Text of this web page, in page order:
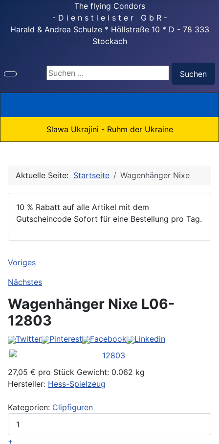
The flying Condors
- D i e n s t l e i s t e r G b R -
Harald & Andrea Schulze * Höllstraße 10 * D - 78 333
Stockach
Suchen ...
Suchen
Slawa Ukrajini - Ruhm der Ukraine
Aktuelle Seite: Startseite Wagenhänger Nixe
10 % Rabatt auf alle Artikel mit dem
Gutscheincode Sofort für eine Bestellung pro Tag.
Voriges
Nächstes
Wagenhänger Nixe L06-
12803
Twitter Pinterest Facebook Linkedin
27,05 € pro Stück Gewicht: 0.062 kg
Hersteller: Hess-Spielzeug
Kategorien: Clipfiguren
+